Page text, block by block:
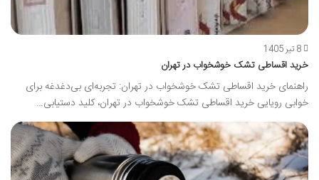
8 تیر 1405
خرید اقساطی تشک خوشخواب در تهران
راهنمای خرید اقساطی تشک خوشخواب در تهران: تجربه‌ای بی‌دغدغه برای
خوابی رویایی خرید اقساطی تشک خوشخواب در تهران، کلید دستیابی…